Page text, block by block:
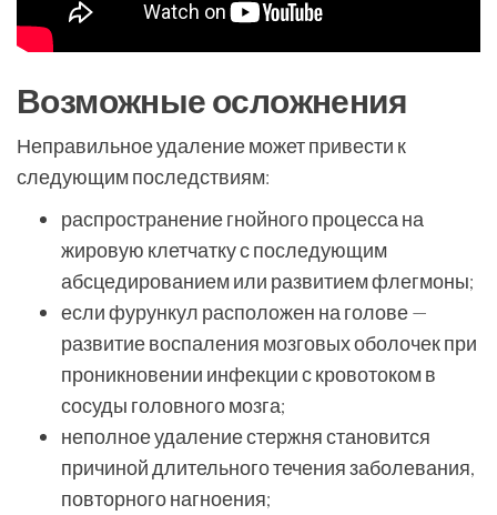
Возможные осложнения
Неправильное удаление может привести к
следующим последствиям:
распространение гнойного процесса на
жировую клетчатку с последующим
абсцедированием или развитием флегмоны;
если фурункул расположен на голове —
развитие воспаления мозговых оболочек при
проникновении инфекции с кровотоком в
сосуды головного мозга;
неполное удаление стержня становится
причиной длительного течения заболевания,
повторного нагноения;